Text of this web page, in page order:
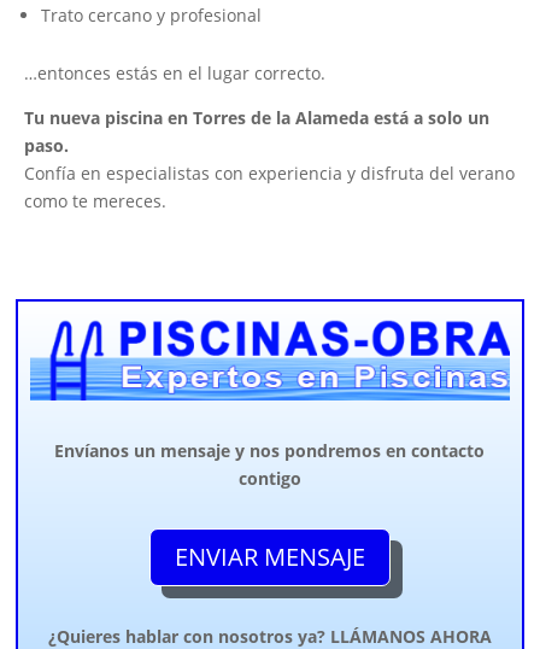
Trato cercano y profesional
…entonces estás en el lugar correcto.
Tu nueva piscina en Torres de la Alameda está a solo un
paso.
Confía en especialistas con experiencia y disfruta del verano
como te mereces.
Envíanos un mensaje y nos pondremos en contacto
contigo
ENVIAR MENSAJE
¿Quieres hablar con nosotros ya? LLÁMANOS AHORA